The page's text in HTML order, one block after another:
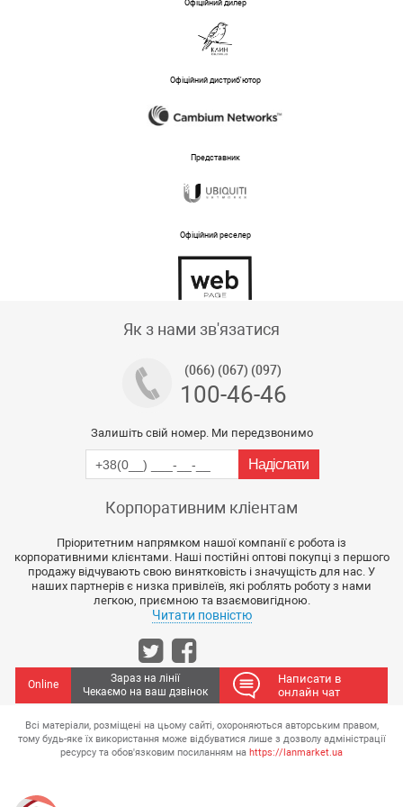
Офіційний дилер
Офіційний дистриб'ютор
Представник
Офіційний реселер
Як з нами зв'язатися
(066) (067) (097)
100-46-46
Залишіть свій номер. Ми передзвонимо
Корпоративним кліентам
Пріоритетним напрямком нашої компанії є робота із
корпоративними клієнтами. Наші постійні оптові покупці з першого
продажу відчувають свою винятковість і значущість для нас. У
наших партнерів є низка привілеїв, які роблять роботу з нами
легкою, приємною та взаємовигідною.
Читати повністю
Online
Зараз на лінії
Чекаємо на ваш дзвінок
Написати в
онлайн чат
Всі матеріали, розміщені на цьому сайті, охороняються авторським правом,
тому будь-яке їх використання може відбуватися лише з дозволу адміністрації
ресурсу та обов'язковим посиланням на https://lanmarket.ua